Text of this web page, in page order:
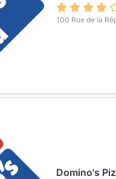
100 Rue de la
Domino's